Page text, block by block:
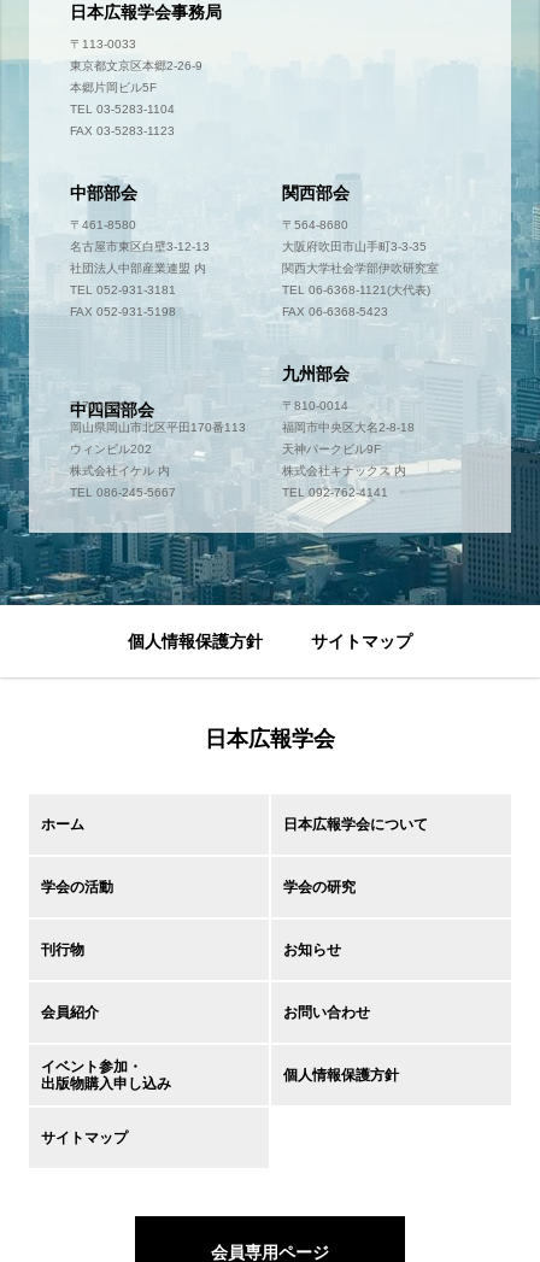
日本広報学会事務局
〒113-0033
東京都文京区本郷2-26-9
本郷片岡ビル5F
TEL 03-5283-1104
FAX 03-5283-1123
中部部会
〒461-8580
名古屋市東区白壁3-12-13
社団法人中部産業連盟 内
TEL 052-931-3181
FAX 052-931-5198
関西部会
〒564-8680
大阪府吹田市山手町3-3-35
関西大学社会学部伊吹研究室
TEL 06-6368-1121(大代表)
FAX 06-6368-5423
中四国部会
〒700-0952
岡山県岡山市北区平田170番113
ウィンビル202
株式会社イケル 内
TEL 086-245-5667
九州部会
〒810-0014
福岡市中央区大名2-8-18
天神パークビル9F
株式会社キナックス 内
TEL 092-762-4141
個人情報保護方針 サイトマップ
日本広報学会
ホーム 日本広報学会について
学会の活動 学会の研究
刊行物 お知らせ
会員紹介 お問い合わせ
イベント参加・
出版物購入申し込み
個人情報保護方針
サイトマップ
会員専用ページ